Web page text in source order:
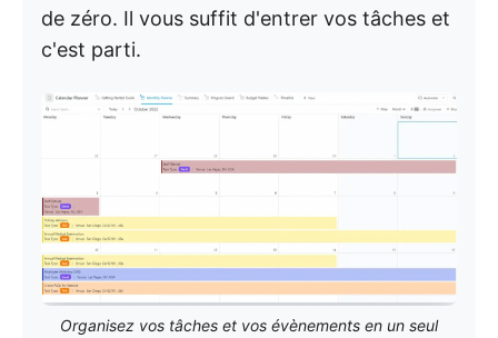
de zéro. Il vous suffit d'entrer vos tâches et
c'est parti.
Organisez vos tâches et vos évènements en un seul